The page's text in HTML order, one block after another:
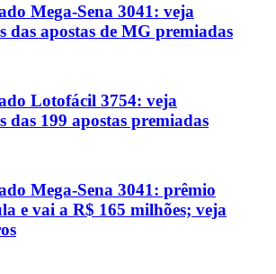
Mega-Sena 3041: veja
das apostas de MG premiadas
Lotofácil 3754: veja
das 199 apostas premiadas
Mega-Sena 3041: prêmio
e vai a R$ 165 milhões; veja